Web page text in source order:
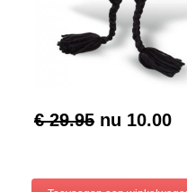
€ 29.95 nu 10.00